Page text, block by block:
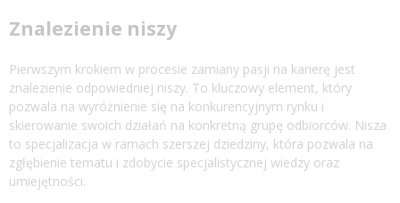
Znalezienie niszy
Pierwszym krokiem w procesie zamiany pasji na karierę jest
znalezienie odpowiedniej niszy. To kluczowy element, który
pozwala na wyróżnienie się na konkurencyjnym rynku i
skierowanie swoich działań na konkretną grupę odbiorców. Nisza
to specjalizacja w ramach szerszej dziedziny, która pozwala na
zgłębienie tematu i zdobycie specjalistycznej wiedzy oraz
umiejętności.